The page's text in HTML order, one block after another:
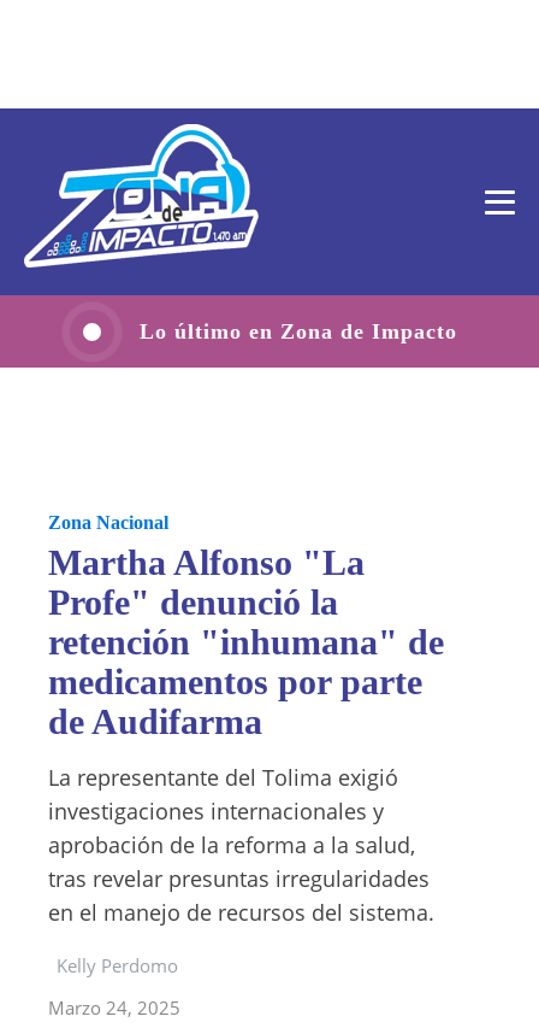
Lo último en Zona de Impacto
Zona Nacional
Martha Alfonso "La
Profe" denunció la
retención "inhumana" de
medicamentos por parte
de Audifarma
La representante del Tolima exigió
investigaciones internacionales y
aprobación de la reforma a la salud,
tras revelar presuntas irregularidades
en el manejo de recursos del sistema.
Kelly Perdomo
Marzo 24, 2025